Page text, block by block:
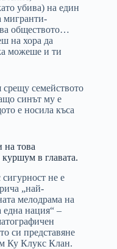
убива) на един
мигранти-
обществото…
на хора да
можеше и ти
срещу семейството
синът му е
е носила къса
на това
в главата.
не е
„най-
мелодрама на
една нация“ –
си представяне
Ку Клукс Клан.